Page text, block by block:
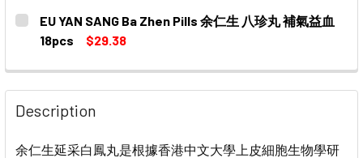
CURRENT
STOCK:
QUANTITY:
EU YAN SANG Ba Zhen Pills 余仁生 八珍丸 補氣益血
18pcs
$29.38
DECREASE QUANTITY OF EU YAN SANG BA ZHEN PILLS 余
INCREASE QUANTITY OF EU YAN SANG BA
Description
余仁生延采白鳳丸是根據香港中文大學上皮細胞生物學研